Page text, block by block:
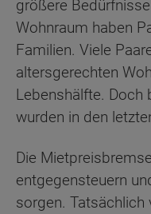
größere
Wohnraum haben
Familien. Viele
altersgerechten
Lebenshälfte. Doch
wurden in den
Die
entgegensteuern
sorgen.